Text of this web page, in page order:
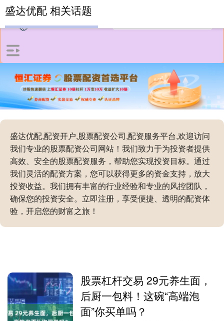
盛达优配,配资开户,股票配资公司,配资服务平台,欢迎访问
我们专业的股票配资公司网站！我们致力于为投资者提供
高效、安全的股票配资服务，帮助您实现投资目标。通过
我们灵活的配资方案，您可以获得更多的资金支持，放大
投资收益。我们拥有丰富的行业经验和专业的风控团队，
确保您的投资安全。立即注册，享受便捷、透明的配资体
验，开启您的财富之旅！
盛达优配 相关话题
股票杠杆交易 29元养生面，
后厨一包料！这碗“高端泡
面”你买单吗？